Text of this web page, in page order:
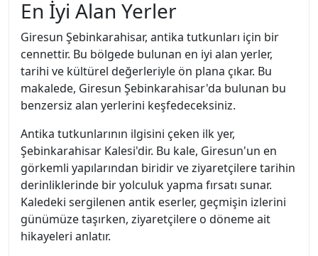
En İyi Alan Yerler
Giresun Şebinkarahisar, antika tutkunları için bir
cennettir. Bu bölgede bulunan en iyi alan yerler,
tarihi ve kültürel değerleriyle ön plana çıkar. Bu
makalede, Giresun Şebinkarahisar'da bulunan bu
benzersiz alan yerlerini keşfedeceksiniz.
Antika tutkunlarının ilgisini çeken ilk yer,
Şebinkarahisar Kalesi'dir. Bu kale, Giresun'un en
görkemli yapılarından biridir ve ziyaretçilere tarihin
derinliklerinde bir yolculuk yapma fırsatı sunar.
Kaledeki sergilenen antik eserler, geçmişin izlerini
günümüze taşırken, ziyaretçilere o döneme ait
hikayeleri anlatır.